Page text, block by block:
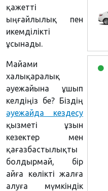
қажетті
ыңғайлылық пен
икемділікті
ұсынады.
Майами
халықаралық
әуежайына ұшып
келдіңіз бе? Біздің
әуежайда кездесу
қызметі ұзын
кезектер мен
қағазбастылықты
болдырмай, бір
айға көлікті жалға
алуға мүмкіндік